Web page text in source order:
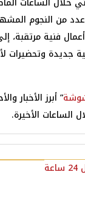
من النجوم
فنية مرتقبة،
جديدة وتحضيرات
” أبرز الأخبار
الساعات الأخيرة.